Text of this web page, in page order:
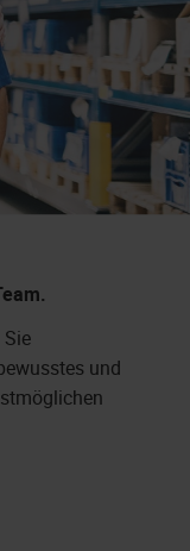
und